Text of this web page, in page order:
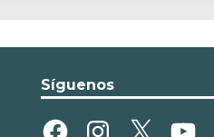
Síguenos
FacebookInstagram
X YouTube